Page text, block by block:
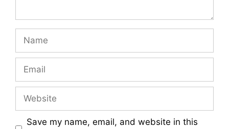
Name
Email
Website
Save my name, email, and website in this